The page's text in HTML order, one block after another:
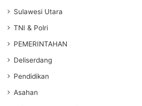
Sulawesi Utara
TNI & Polri
PEMERINTAHAN
Deliserdang
Pendidikan
Asahan